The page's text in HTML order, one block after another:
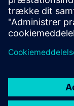
Produktblad -